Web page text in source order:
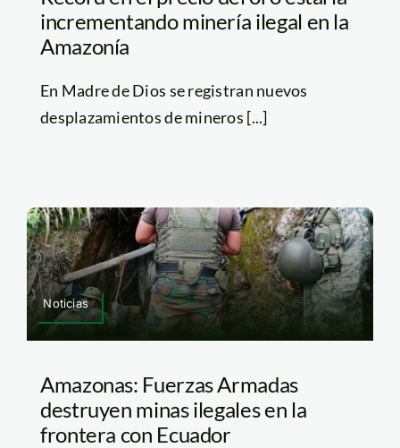
incrementando minería ilegal en la
Amazonía
En Madre de Dios se registran nuevos
desplazamientos de mineros [...]
Noticias
Amazonas: Fuerzas Armadas
destruyen minas ilegales en la
frontera con Ecuador